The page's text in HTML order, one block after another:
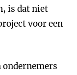
is dat niet
voor een
ondernemers